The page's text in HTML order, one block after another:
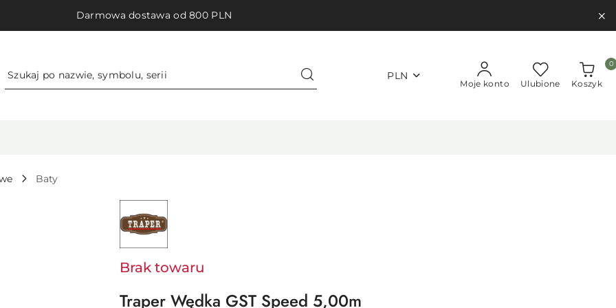
Darmowa dostawa od 800 PLN
PLN
Moje konto Ulubione Koszyk
0
Baty
NAZWA
PRODUCENTA:
TRAPER
Brak towaru
Traper Wędka GST Speed 5,00m